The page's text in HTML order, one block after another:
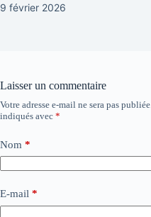
9 février 2026
Laisser un commentaire
Votre adresse e-mail ne sera pas publiée.
indiqués avec *
Nom *
E-mail *